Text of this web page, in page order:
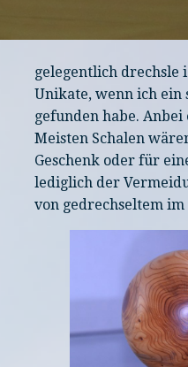
gelegentlich drechsle
Unikate, wenn ich ein
gefunden habe.
Meisten Schalen
Geschenk oder für
lediglich der
von gedrechseltem